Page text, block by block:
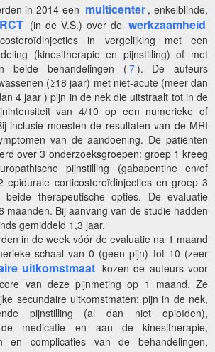
in 2014 een multicenter , enkelblinde,
RCT (in de V.S.) over de werkzaamheid
in vergelijking met een
(kinesitherapie en pijnstilling) of met
beide behandelingen ( 7). De auteurs
(≥18 jaar) met niet-acute (meer dan
4 jaar ) pijn in de nek die uitstraalt tot in de
van 4/10 op een numerieke of
inclusie moesten de resultaten van de MRI
van de aandoening. De patiënten
over 3 onderzoeksgroepen: groep 1 kreeg
pijnstilling (gabapentine en/of
epidurale corticosteroïdinjecties en groep 3
therapeutische opties. De evaluatie
maanden. Bij aanvang van de studie hadden
gemiddeld 1,3 jaar.
in de week vóór de evaluatie na 1 maand
schaal van 0 (geen pijn) tot 10 (zeer
uitkomstmaat kozen de auteurs voor
van deze pijnmeting op 1 maand. Ze
secundaire uitkomstmaten: pijn in de nek,
pijnstilling (al dan niet opioïden),
medicatie en aan de kinesitherapie,
en complicaties van de behandelingen,